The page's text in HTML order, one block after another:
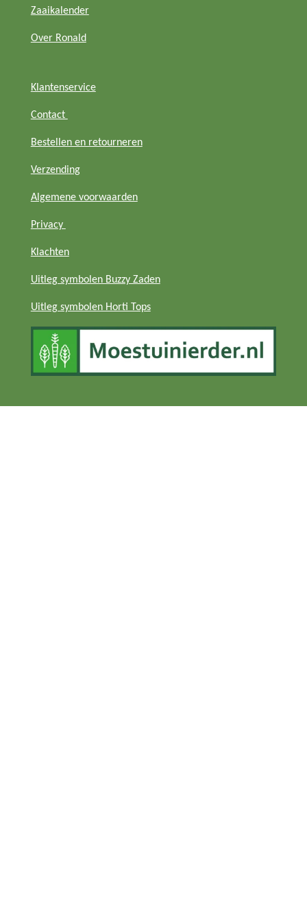
m
Zaaikalender
Over Ronald
Klantenservice
Contact
Bestellen en retourneren
Verzending
Algemene voorwaarden
Privacy
Klachten
Uitleg symbolen Buzzy Zaden
Uitleg symbolen Horti Tops